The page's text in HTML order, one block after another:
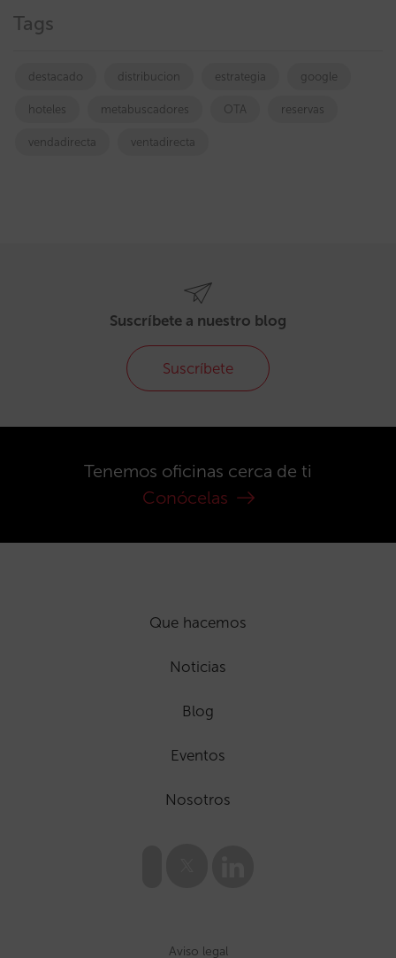
Tags
destacado distribucion estrategia google
hoteles metabuscadores OTA reservas
vendadirecta ventadirecta
Suscríbete a nuestro blog
Suscríbete
Tenemos oficinas cerca de ti
Conócelas
Que hacemos
Noticias
Blog
Eventos
Nosotros
Aviso legal